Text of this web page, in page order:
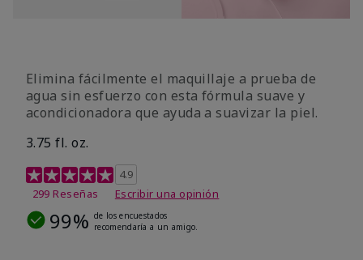
Elimina fácilmente el maquillaje a prueba de
agua sin esfuerzo con esta fórmula suave y
acondicionadora que ayuda a suavizar la piel.
3.75 fl. oz.
Calificación de clientes de 4,8 de 5
4.9
299 Reseñas
Escribir una opinión
99% de los encuestados
recomendaría a un amigo.